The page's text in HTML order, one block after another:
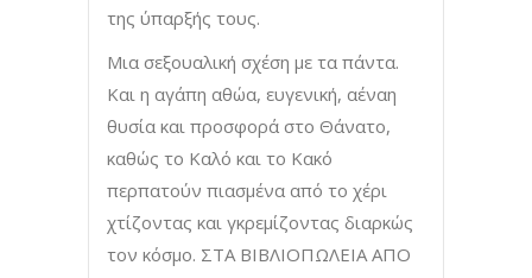
της ύπαρξής τους.
Μια σεξουαλική σχέση με τα πάντα.
Και η αγάπη αθώα, ευγενική, αέναη
θυσία και προσφορά στο Θάνατο,
καθώς το Καλό και το Κακό
περπατούν πιασμένα από το χέρι
χτίζοντας και γκρεμίζοντας διαρκώς
τον κόσμο. ΣΤΑ ΒΙΒΛΙΟΠΩΛΕΙΑ ΑΠΟ